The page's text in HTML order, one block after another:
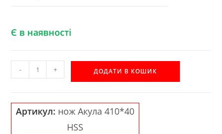
Є в наявності
Професійний
строгальний
АКУЛА
HSS
- + ДОДАТИ В КОШИК
Артикул: нож Акула 410*40
HSS